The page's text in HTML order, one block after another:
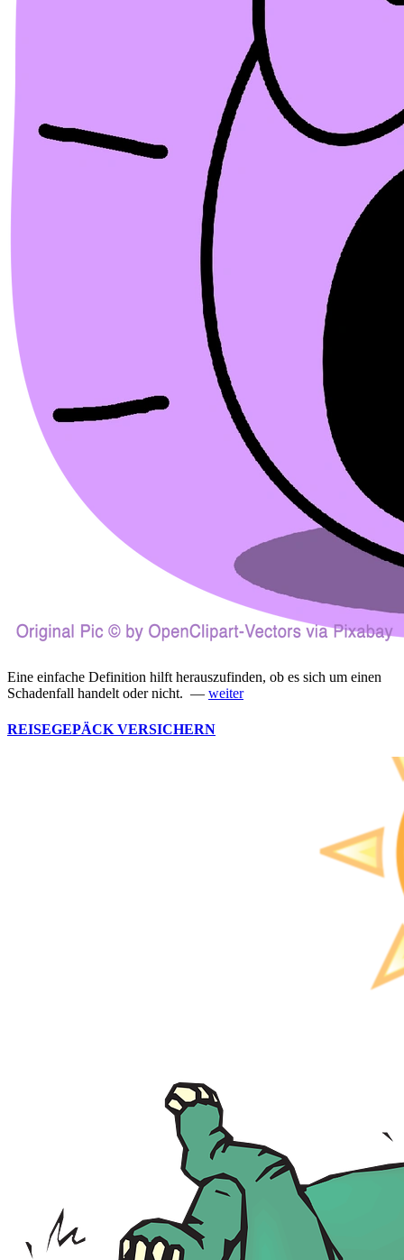
Eine einfache Definition hilft herauszufinden, ob es sich um einen
Schadenfall handelt oder nicht. — weiter
REISEGEPÄCK VERSICHERN